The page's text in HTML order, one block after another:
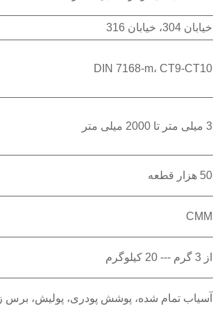
خیابان 304، خیابان 316
DIN 7168-m، CT9-CT10
3 میلی متر تا 2000 میلی متر
50 هزار قطعه
CMM
از 3 گرم --- 20 کیلوگرم
آسیاب تمام شده، پوشش پودری، پولیش، برس